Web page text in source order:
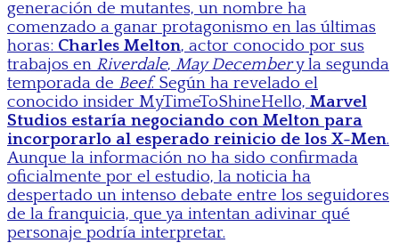
generación de mutantes, un nombre ha
comenzado a ganar protagonismo en las últimas
horas: Charles Melton, actor conocido por sus
trabajos en Riverdale, May Decembery la segunda
temporada de Beef. Según ha revelado el
conocido insider MyTimeToShineHello, Marvel
Studios estaría negociando con Melton para
incorporarlo al esperado reinicio de los X-Men.
Aunque la información no ha sido confirmada
oficialmente por el estudio, la noticia ha
despertado un intenso debate entre los seguidores
de la franquicia, que ya intentan adivinar qué
personaje podría interpretar.